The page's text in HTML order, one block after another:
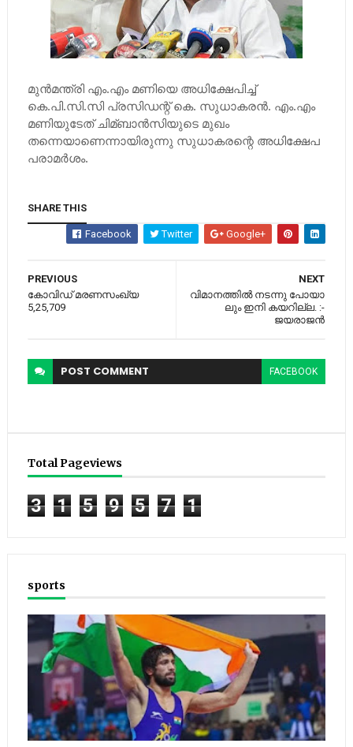
മുന്‍മന്ത്രി എം.എം മണിയെ അധിക്ഷേപിച്ച്‌
കെ.പി.സി.സി പ്രസിഡന്റ് കെ. സുധാകരന്‍. എം.എം
മണിയുടേത് ചിമ്ബാന്‍സിയുടെ മുഖം
തന്നെയാണെന്നായിരുന്നു സുധാകരന്റെ അധിക്ഷേപ
പരാമര്‍ശം.
SHARE THIS
Facebook Twitter Google+
NEXT
വി​മാ​ന​ത്തി​ല്‍ ന​ട​ന്നു പോ​യാ​
ലും ഇനി ക​യ​റി​ല്ല. :-
ജയരാജൻ
PREVIOUS
കോവിഡ് മരണസംഖ്യ
5,25,709
POST COMMENT FACEBOOK
Total Pageviews
3 1 5 9 5 7 1
sports